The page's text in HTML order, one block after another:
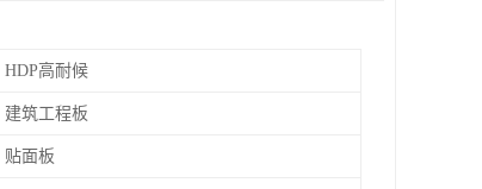
HDP高耐候
建筑工程板
贴面板